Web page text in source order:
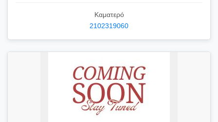
Καματερό
2102319060